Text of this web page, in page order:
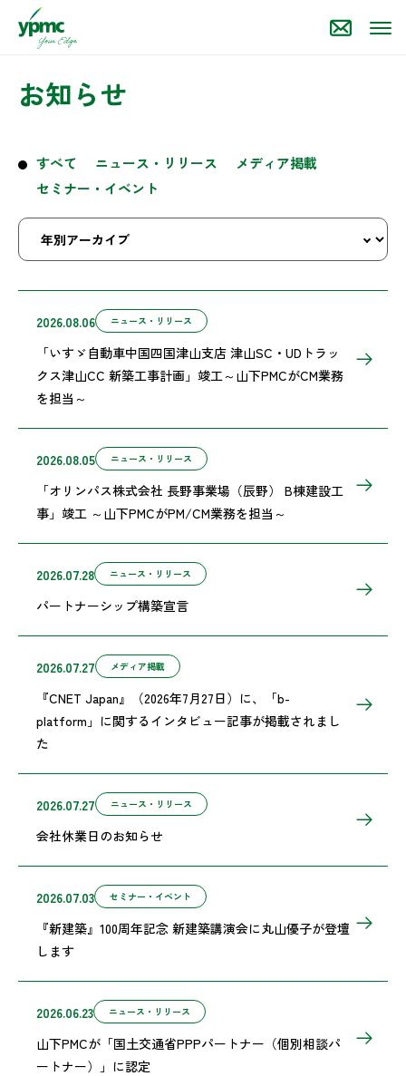
お知らせ
すべて ニュース・リリース
メディア掲載
セミナー・イベント
2026.08.06 ニュース・リリース
「いすゞ自動車中国四国津山支店 津山SC・UDトラッ
クス津山CC 新築工事計画」竣工～山下PMCがCM業務
を担当～
2026.08.05 ニュース・リリース
「オリンパス株式会社 長野事業場（辰野） B棟建設工
事」竣工 ～山下PMCがPM/CM業務を担当～
2026.07.28 ニュース・リリース
パートナーシップ構築宣言
2026.07.27 メディア掲載
『CNET Japan』（2026年7月27日）に、「b-
platform」に関するインタビュー記事が掲載されまし
た
2026.07.27 ニュース・リリース
会社休業日のお知らせ
2026.07.03 セミナー・イベント
『新建築』100周年記念 新建築講演会に丸山優子が登壇
します
2026.06.23 ニュース・リリース
山下PMCが「国土交通省PPPパートナー（個別相談パ
ートナー）」に認定